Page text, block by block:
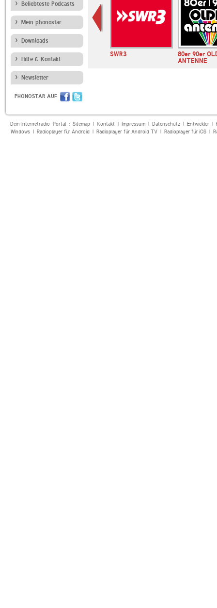
Beliebteste Podcasts
Mein phonostar
Downloads
Hilfe & Kontakt
Newsletter
PHONOSTAR AUF
BR-KLASSIK SWR3
80er 90er
ANTENNE
Dein Internetradio-Portal : Sitemap| Kontakt| Impressum| Datenschutz| Entwickler|
Windows| Radioplayer für Android| Radioplayer für Android TV| Radioplayer für iOS|